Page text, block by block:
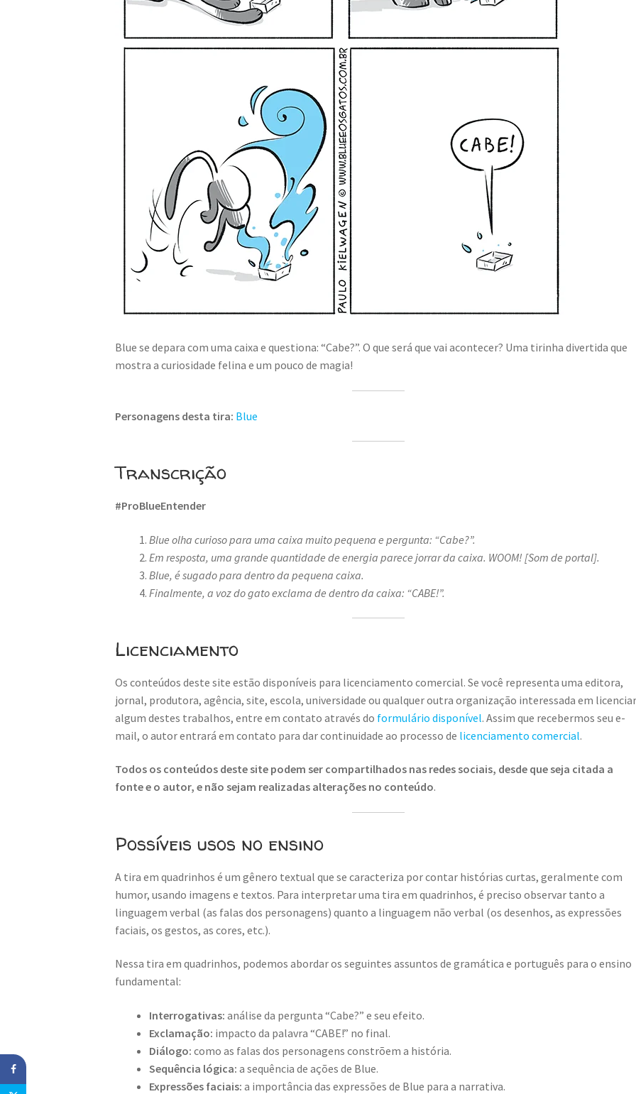
Blue se depara com uma caixa e questiona: “Cabe?”. O que será que vai acontecer? Uma tirinha divertida que
mostra a curiosidade felina e um pouco de magia!
Personagens desta tira: Blue
Transcrição
#ProBlueEntender
Blue olha curioso para uma caixa muito pequena e pergunta: “Cabe?”.
Em resposta, uma grande quantidade de energia parece jorrar da caixa. WOOM! [Som de portal].
Blue, é sugado para dentro da pequena caixa.
Finalmente, a voz do gato exclama de dentro da caixa: “CABE!”.
Licenciamento
Os conteúdos deste site estão disponíveis para licenciamento comercial. Se você representa uma editora,
jornal, produtora, agência, site, escola, universidade ou qualquer outra organização interessada em
algum destes trabalhos, entre em contato através do formulário disponível. Assim que recebermos seu e-
mail, o autor entrará em contato para dar continuidade ao processo de licenciamento comercial.
Todos os conteúdos deste site podem ser compartilhados nas redes sociais, desde que seja citada a
fonte e o autor, e não sejam realizadas alterações no conteúdo.
Possíveis usos no ensino
A tira em quadrinhos é um gênero textual que se caracteriza por contar histórias curtas, geralmente com
humor, usando imagens e textos. Para interpretar uma tira em quadrinhos, é preciso observar tanto a
linguagem verbal (as falas dos personagens) quanto a linguagem não verbal (os desenhos, as expressões
faciais, os gestos, as cores, etc.).
Nessa tira em quadrinhos, podemos abordar os seguintes assuntos de gramática e português para o ensino
fundamental:
Interrogativas: análise da pergunta “Cabe?” e seu efeito.
Exclamação: impacto da palavra “CABE!” no final.
Diálogo: como as falas dos personagens constrõem a história.
Sequência lógica: a sequência de ações de Blue.
Expressões faciais: a importância das expressões de Blue para a narrativa.